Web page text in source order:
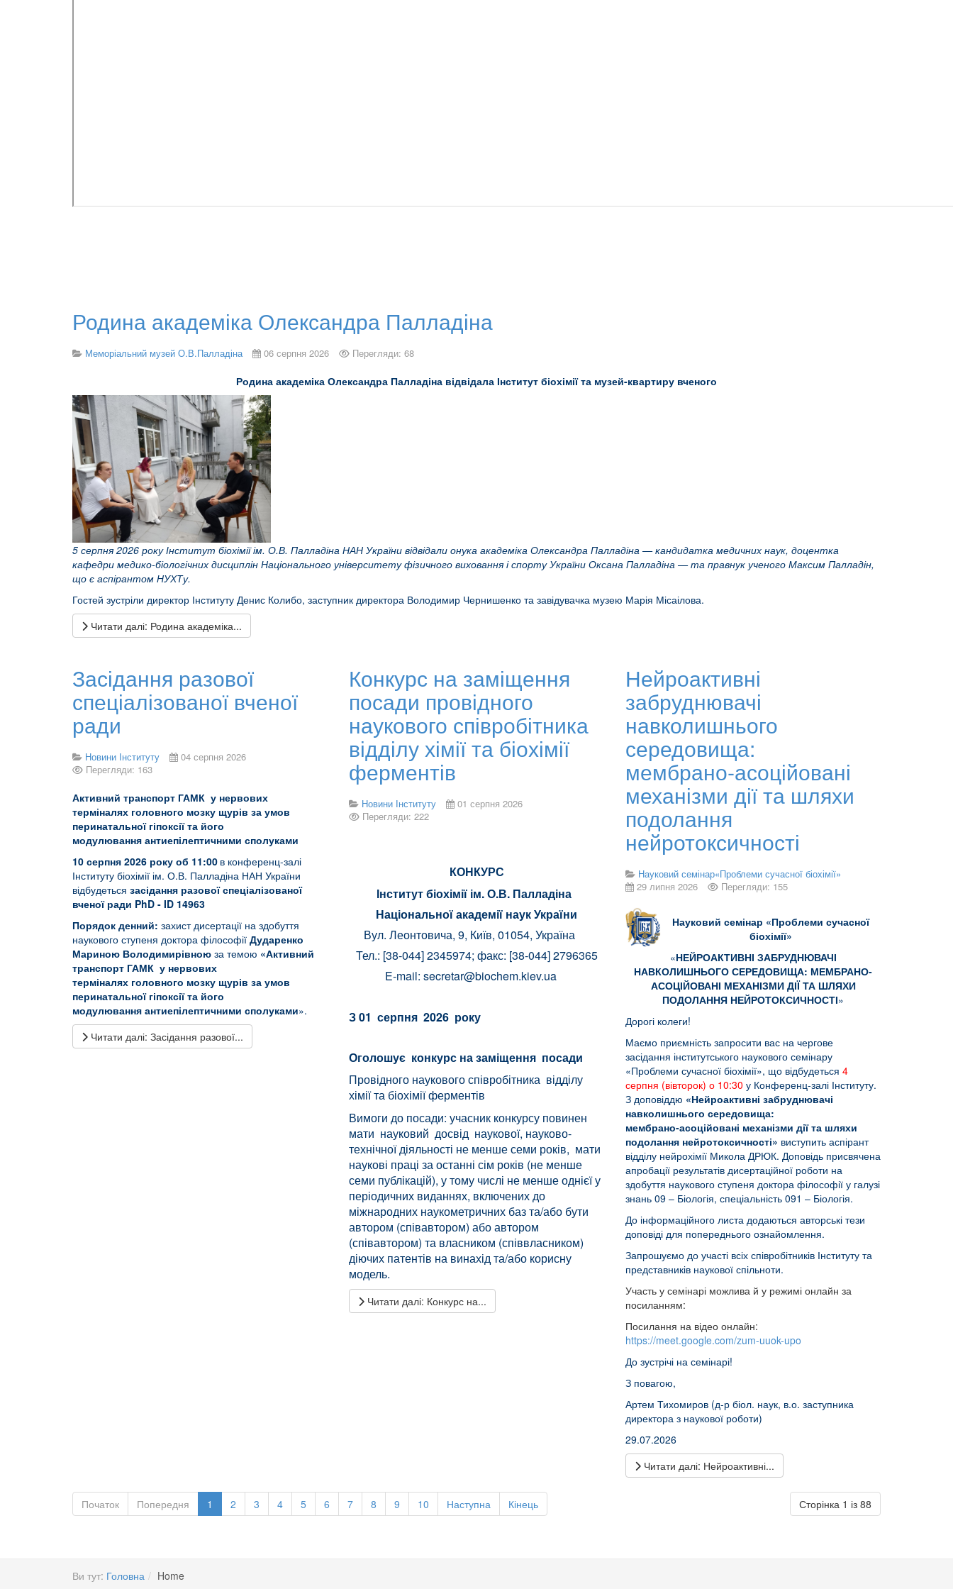
Родина академіка Олександра Палладіна
Меморіальний музей О.В.Палладіна 06 серпня 2026 Перегляди: 68
Родина академіка Олександра Палладіна відвідала Інститут біохімії та музей-квартиру вченого
5 серпня 2026 року Інститут біохімії ім. О.В. Палладіна НАН України відвідали онука академіка Олександра Палладіна — кандидатка медичних наук, доцентка
кафедри медико-біологічних дисциплін Національного університету фізичного виховання і спорту України Оксана Палладіна — та правнук ученого Максим Палладін,
що є аспірантом НУХТу.
Гостей зустріли директор Інституту Денис Колибо, заступник директора Володимир Чернишенко та завідувачка музею Марія Місаілова.
Читати далі: Родина академіка...
Засідання разової
спеціалізованої вченої
ради
Новини Інституту
04 серпня 2026
Перегляди: 163
Активний транспорт ГАМК у нервових
терміналях головного мозку щурів за умов
перинатальної гіпоксії та його
модулювання антиепілептичними сполуками
10 серпня 2026 року об 11:00 в конференц-залі
Інституту біохімії ім. О.В. Палладіна НАН України
відбудеться засідання разової спеціалізованої
вченої ради PhD - ID 14963
Порядок денний: захист дисертації на здобуття
наукового ступеня доктора філософії Дударенко
Мариною Володимирівною за темою «Активний
транспорт ГАМК у нервових
терміналях головного мозку щурів за умов
перинатальної гіпоксії та його
модулювання антиепілептичними сполуками».
Читати далі: Засідання разової...
Конкурс на заміщення
посади провідного
наукового співробітника
відділу хімії та біохімії
ферментів
Новини Інституту
01 серпня 2026
Перегляди: 222
КОНКУРС
Інститут біохімії ім. О.В. Палладіна
Національної академії наук України
Вул. Леонтовича, 9, Київ, 01054, Україна
Тел.: [38-044] 2345974; факс: [38-044] 2796365
E-mail: secretar@biochem.kiev.ua
З01 серпня 2026 року
Оголошує конкурс на заміщення посади
Провідного наукового співробітника відділу
хімії та біохімії ферментів
Вимоги до посади: учасник конкурсу повинен
мати науковий досвід наукової, науково-
технічної діяльності не менше семи років, мати
наукові праці за останні сім років (не менше
семи публікацій), у тому числі не менше однієї у
періодичних виданнях, включених до
міжнародних наукометричних баз та/або бути
автором (співавтором) або автором
(співавтором) та власником (співвласником)
діючих патентів на винахід та/або корисну
модель.
Читати далі: Конкурс на...
Нейроактивні
забруднювачі
навколишнього
середовища:
мембрано‑асоційовані
механізми дії та шляхи
подолання
нейротоксичності
Науковий семінар«Проблеми сучасної біохімії»
29 липня 2026
Перегляди: 155
Науковий семінар «Проблеми сучасної
біохімії»
«НЕЙРОАКТИВНІ ЗАБРУДНЮВАЧІ
НАВКОЛИШНЬОГО СЕРЕДОВИЩА: МЕМБРАНО-
АСОЦІЙОВАНІ МЕХАНІЗМИ ДІЇ ТА ШЛЯХИ
ПОДОЛАННЯ НЕЙРОТОКСИЧНОСТІ»
Дорогі колеги!
Маємо приємність запросити вас на чергове
засідання інститутського наукового семінару
«Проблеми сучасної біохімії», що відбудеться 4
серпня (вівторок) о 10:30 у Конференц‑залі Інституту.
З доповіддю «Нейроактивні забруднювачі
навколишнього середовища:
мембрано‑асоційовані механізми дії та шляхи
подолання нейротоксичності» виступить аспірант
відділу нейрохімії Микола ДРЮК. Доповідь присвячена
апробації результатів дисертаційної роботи на
здобуття наукового ступеня доктора філософії у галузі
знань 09 – Біологія, спеціальність 091 – Біологія.
До інформаційного листа додаються авторські тези
доповіді для попереднього ознайомлення.
Запрошуємо до участі всіх співробітників Інституту та
представників наукової спільноти.
Участь у семінарі можлива й у режимі онлайн за
посиланням:
Посилання на відео онлайн:
https://meet.google.com/zum-uuok-upo
До зустрічі на семінарі!
З повагою,
Артем Тихомиров (д-р біол. наук, в.о. заступника
директора з наукової роботи)
29.07.2026
Читати далі: Нейроактивні...
Сторінка 1 із 88
Початок Попередня 1 2 3 4 5 6 7 8 9 10 Наступна Кінець
Ви тут: Головна Home